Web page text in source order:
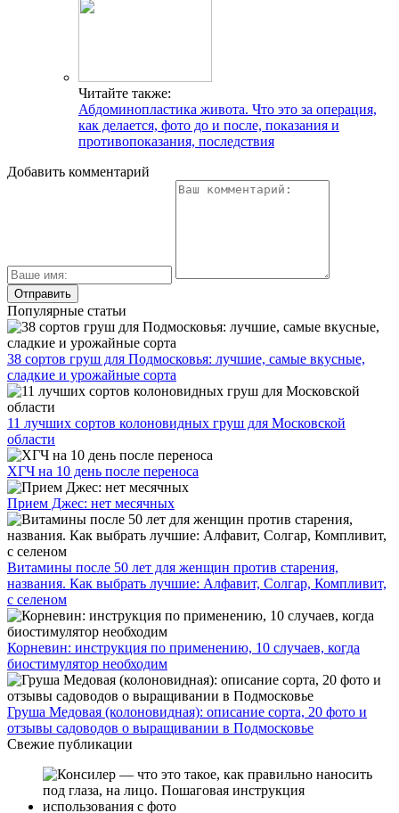
Читайте также:
Абдоминопластика живота. Что это за операция,
как делается, фото до и после, показания и
противопоказания, последствия
Добавить комментарий
Популярные статьи
38 сортов груш для Подмосковья: лучшие, самые вкусные,
сладкие и урожайные сорта
11 лучших сортов колоновидных груш для Московской
области
ХГЧ на 10 день после переноса
Прием Джес: нет месячных
Витамины после 50 лет для женщин против старения,
названия. Как выбрать лучшие: Алфавит, Солгар, Компливит,
с селеном
Корневин: инструкция по применению, 10 случаев, когда
биостимулятор необходим
Груша Медовая (колоновидная): описание сорта, 20 фото и
отзывы садоводов о выращивании в Подмосковье
Свежие публикации